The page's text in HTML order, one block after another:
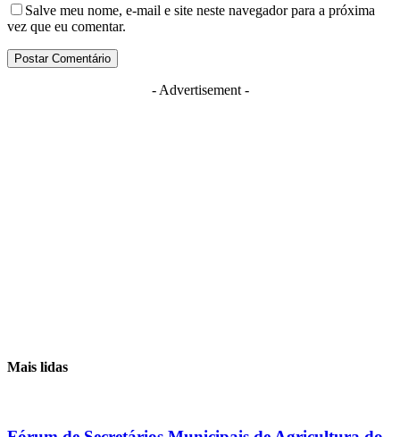
Salve meu nome, e-mail e site neste navegador para a próxima
vez que eu comentar.
- Advertisement -
Mais lidas